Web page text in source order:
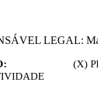
LEGAL:
: (X)